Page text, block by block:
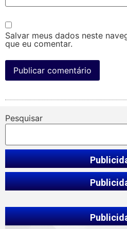
Salvar meus dados neste
que eu comentar.
Pesquisar